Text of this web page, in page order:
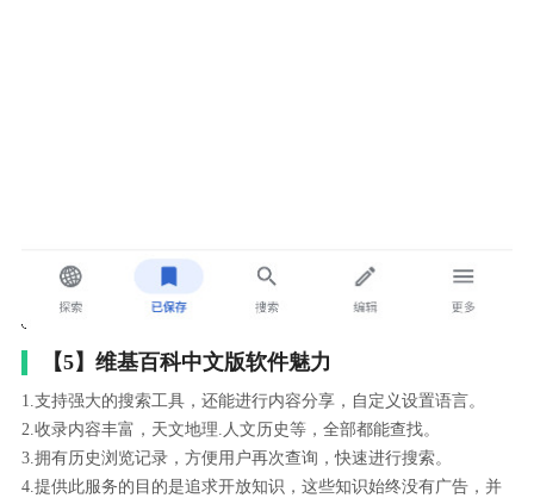
【5】维基百科中文版软件魅力
1.支持强大的搜索工具，还能进行内容分享，自定义设置语言。
2.收录内容丰富，天文地理.人文历史等，全部都能查找。
3.拥有历史浏览记录，方便用户再次查询，快速进行搜索。
4.提供此服务的目的是追求开放知识，这些知识始终没有广告，并